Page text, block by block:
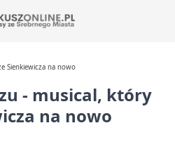
Sienkiewicza na nowo
- musical, który
na nowo